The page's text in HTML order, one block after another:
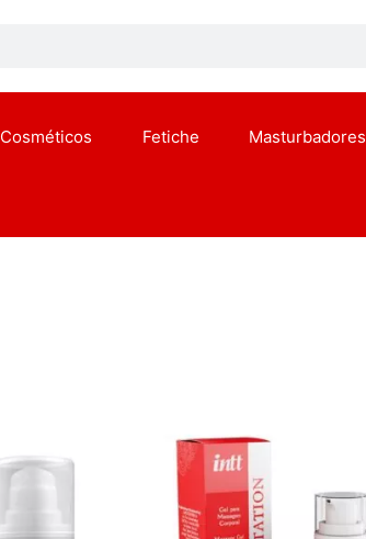
Cosméticos Fetiche Masturbadores